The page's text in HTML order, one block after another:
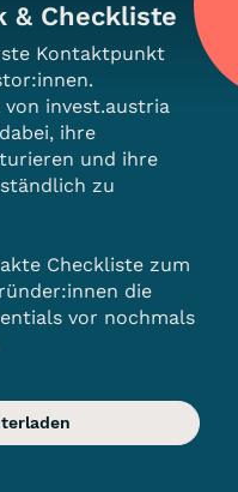
& Checkliste
Kontaktpunkt
von invest.austria
ihre
und ihre
zu
Checkliste zum
die
vor nochmals